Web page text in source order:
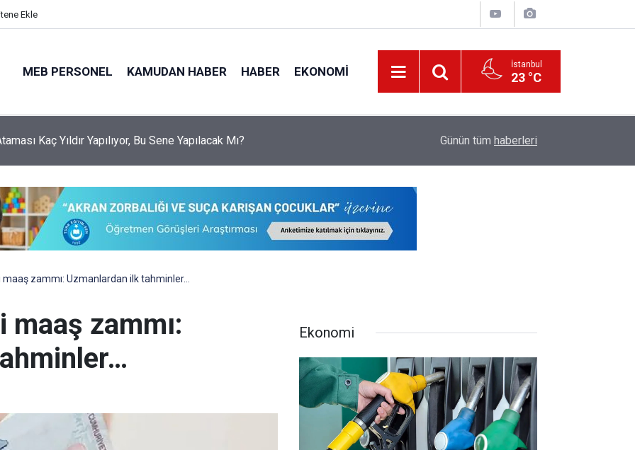
Ekle
MEB PERSONEL KAMUDAN HABER HABER EKONOMI İstanbul
23 °C
Kaç Yıldır Yapılıyor, Bu Sene Yapılacak Mı? O Öğretmenlerin Yaz Tatili 17 Ağustos'ta Sona
Günün tüm haberleri
zammı: Uzmanlardan ilk tahminler…
zammı:
Ekonomi